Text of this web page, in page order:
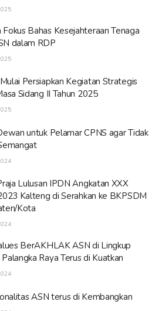
Bahas Kesejahteraan Tenaga
dalam RDP
Persiapkan Kegiatan Strategis
Sidang II Tahun 2025
untuk Pelamar CPNS agar Tidak
Lulusan IPDN Angkatan XXX
Kalteng di Serahkan ke BKPSDM
Kota
BerAKHLAK ASN di Lingkup
Raya Terus di Kuatkan
ASN terus di Kembangkan